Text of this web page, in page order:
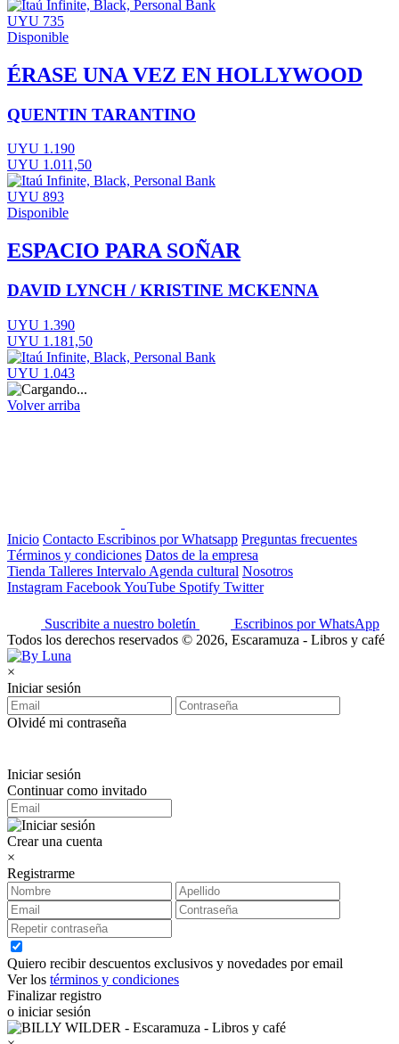
UYU 735
Disponible
ÉRASE UNA VEZ EN HOLLYWOOD
QUENTIN TARANTINO
UYU 1.190
UYU 1.011,50
UYU 893
Disponible
ESPACIO PARA SOÑAR
DAVID LYNCH / KRISTINE MCKENNA
UYU 1.390
UYU 1.181,50
UYU 1.043
Volver arriba
Inicio Contacto Escribinos por Whatsapp Preguntas frecuentes
Términos y condiciones Datos de la empresa
Tienda Talleres Intervalo Agenda cultural Nosotros
Instagram FacebookYouTube Spotify Twitter
Suscribite a nuestro boletín
Escribinos por WhatsApp
Todos los derechos reservados © 2026, Escaramuza - Libros y café
×
Iniciar sesión
Olvidé mi contraseña
Iniciar sesión
Continuar como invitado
Crear una cuenta
×
Registrarme
Quiero recibir descuentos exclusivos y novedades por email
Ver los términos y condiciones
Finalizar registro
o iniciar sesión